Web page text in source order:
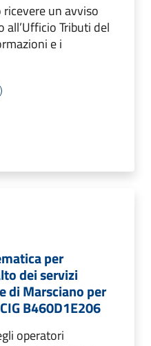
un avviso
Tributi del
e i
per
dei servizi
di Marsciano per
B460D1E206
operatori